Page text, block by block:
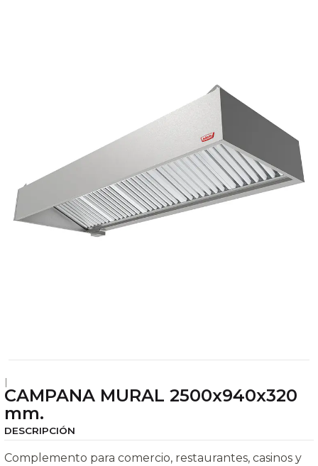
|
CAMPANA MURAL 2500x940x320
mm.
DESCRIPCIÓN
Complemento para comercio, restaurantes, casinos y